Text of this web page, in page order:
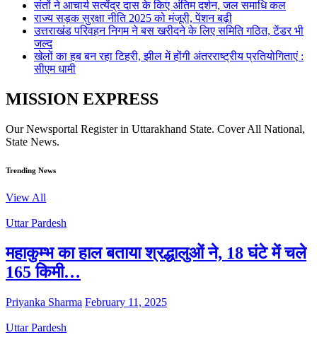
संतों ने आचार्य सत्येंद्र दास के किए अंतिम दर्शन, जल समाधि कल
राज्य सड़क सुरक्षा नीति 2025 को मंजूरी, पेंशन बढ़ी
उत्तराखंड परिवहन निगम ने बस खरीदने के लिए समिति गठित, टेंडर भी
जल्द
खेलों का हब बन रहा टिहरी, झील में होंगी अंतरराष्ट्रीय प्रतियोगिताएं :
सीएम धामी
MISSION EXPRESS
Our Newsportal Register in Uttarakhand State. Cover All National,
State News.
Trending News
View All
Uttar Pardesh
महाकुम्भ का हाल बताया श्रद्धालुओं ने, 18 घंटे में चले
165 किमी…
Priyanka Sharma February 11, 2025
Uttar Pardesh